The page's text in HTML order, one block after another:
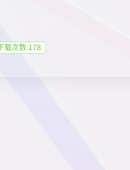
下载次数:178